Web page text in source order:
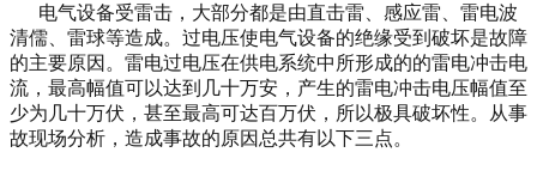
电气设备受雷击，大部分都是由直击雷、感应雷、雷电波
清儒、雷球等造成。过电压使电气设备的绝缘受到破坏是故障
的主要原因。雷电过电压在供电系统中所形成的的雷电冲击电
流，最高幅值可以达到几十万安，产生的雷电冲击电压幅值至
少为几十万伏，甚至最高可达百万伏，所以极具破坏性。从事
故现场分析，造成事故的原因总共有以下三点。